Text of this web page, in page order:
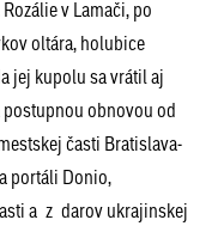
v Lamači, po
oltára, holubice
jej kupolu sa vrátil aj
obnovou od
časti Bratislava-
portáli Donio,
a z darov ukrajinskej